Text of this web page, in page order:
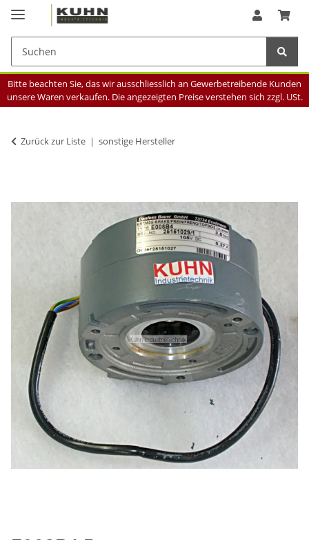
Bitte beachten Sie, das wir ausschliesslich an Gewerbetreibende Kunden
unsere Waren verkaufen. Die angezeigten Preise verstehen sich zzgl. USt.
Zurück zur Liste sonstige Hersteller